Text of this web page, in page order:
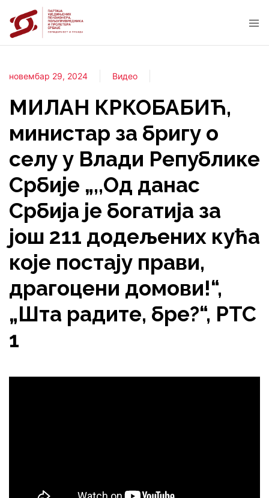
новембар 29, 2024 Видео
МИЛАН КРКОБАБИЋ,
министар за бригу о
селу у Влади Републике
Србије „,,Од данас
Србија је богатија за
још 211 додељених кућа
које постају прави,
драгоцени домови!“,
„Шта радите, бре?“, РТС
1